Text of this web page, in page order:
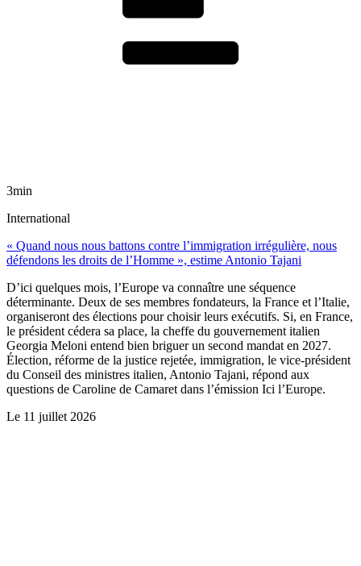
3min
International
« Quand nous nous battons contre l’immigration irrégulière, nous
défendons les droits de l’Homme », estime Antonio Tajani
D’ici quelques mois, l’Europe va connaître une séquence
déterminante. Deux de ses membres fondateurs, la France et l’Italie,
organiseront des élections pour choisir leurs exécutifs. Si, en France,
le président cédera sa place, la cheffe du gouvernement italien
Georgia Meloni entend bien briguer un second mandat en 2027.
Élection, réforme de la justice rejetée, immigration, le vice-président
du Conseil des ministres italien, Antonio Tajani, répond aux
questions de Caroline de Camaret dans l’émission Ici l’Europe.
Le 11 juillet 2026